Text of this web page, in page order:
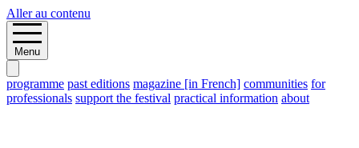
Aller au contenu
Menu
programme past editions magazine [in French] communities for
professionals support the festival practical information about